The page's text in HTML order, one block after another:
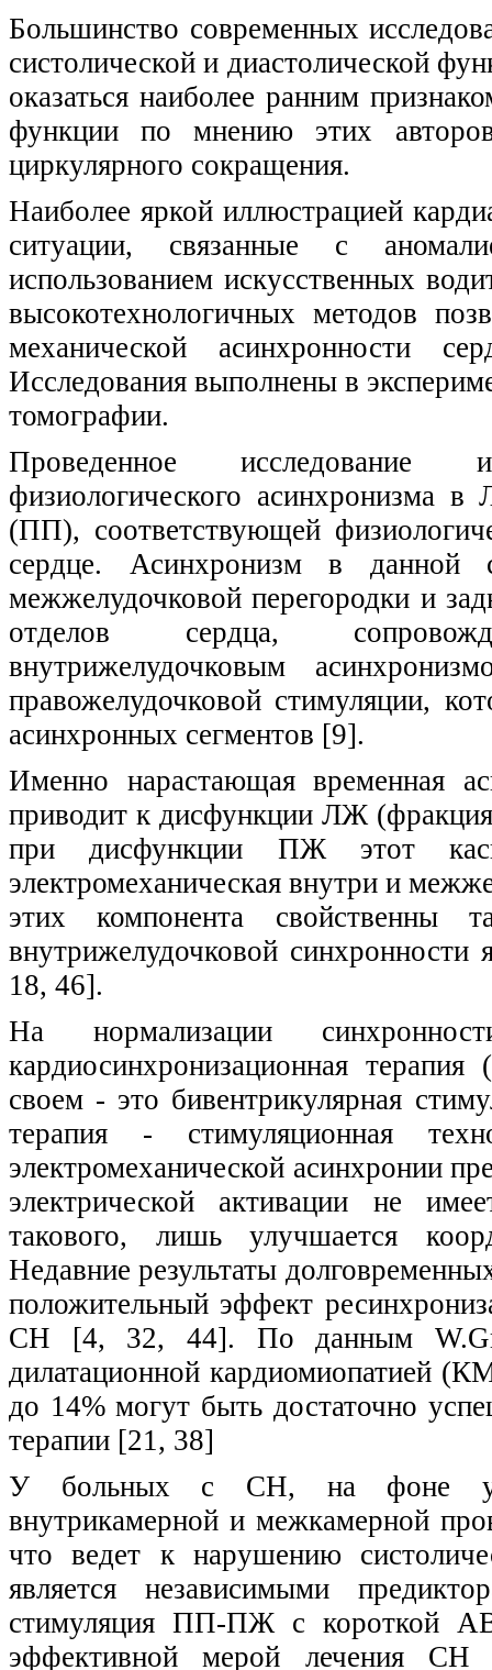
Большинство современных
систолической и диастолической
оказаться наиболее ранним
функции по мнению этих
циркулярного сокращения.
Наиболее яркой иллюстрацией
ситуации, связанные с
использованием искусственных
высокотехнологичных методов
механической асинхронности
Исследования выполнены в
томографии.
Проведенное исследование
физиологического асинхронизма
(ПП), соответствующей
сердце. Асинхронизм в данной
межжелудочковой перегородки и
отделов сердца,
внутрижелудочковым
правожелудочковой стимуляции,
асинхронных сегментов [9].
Именно нарастающая временная
приводит к дисфункции ЛЖ
при дисфункции ПЖ этот
электромеханическая внутри и
этих компонента свойственны
внутрижелудочковой
18, 46].
На нормализации
кардиосинхронизационная
своем - это бивентрикулярная
терапия - стимуляционная
электромеханической асинхронии
электрической активации не
такового, лишь улучшается
Недавние результаты
положительный эффект
СН [4, 32, 44]. По данным
дилатационной кардиомиопатией
до 14% могут быть достаточно
терапии [21, 38]
У больных с СН, на фоне
внутрикамерной и межкамерной
что ведет к нарушению
является независимыми
стимуляция ПП-ПЖ с короткой АВ
эффективной мерой лечения СН